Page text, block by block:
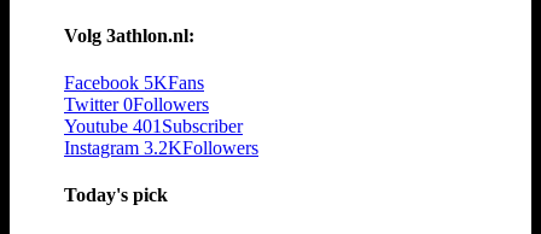
Volg 3athlon.nl:
Facebook 5KFans
Twitter 0Followers
Youtube 401 Subscriber
Instagram 3.2KFollowers
Today's pick